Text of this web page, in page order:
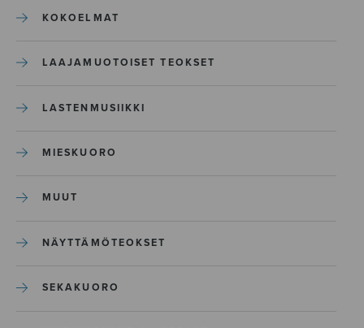
KOKOELMAT
LAAJAMUOTOISET TEOKSET
LASTENMUSIIKKI
MIESKUORO
MUUT
NÄYTTÄMÖTEOKSET
SEKAKUORO